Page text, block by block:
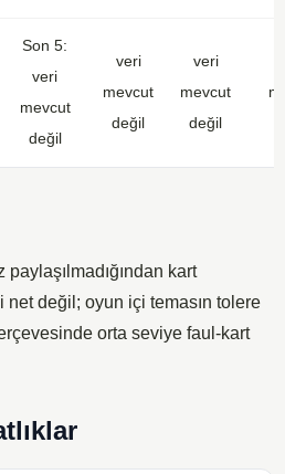
Son 5:
veri
mevcut
değil
veri
mevcut
değil
veri
mevcut
değil
kart
net değil; oyun içi temasın tolere
orta seviye faul-kart